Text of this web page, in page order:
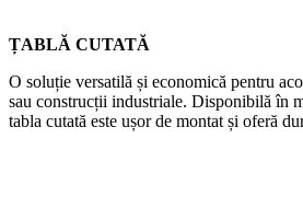
ȚABLĂ CUTATĂ
O soluție versatilă și economică pentru
sau construcții industriale. Disponibilă în
tabla cutată este ușor de montat și oferă